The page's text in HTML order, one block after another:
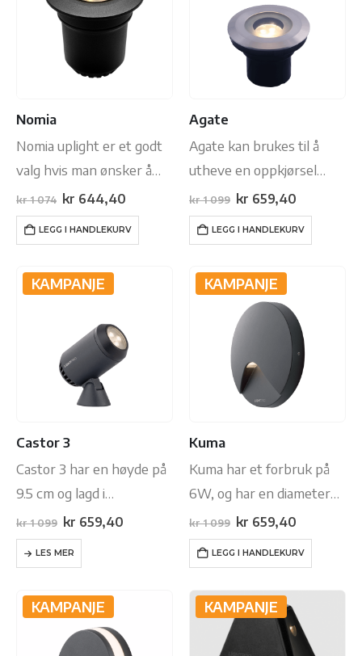
Nomia
Nomia uplight er et godt
valg hvis man ønsker å
belyse lave – middels
høye trær. Denne
modellen avgir et varmt,
lengde. Enkel å…
kr1 074 Opprinnelig
kr 1
074.
kr 644,40Nåværende
kr 644,40.
LEGG I HANDLEKURV
Agate
Agate kan brukes til å
utheve en oppkjørsel
eller der decklights ikke
har tilstrekkelig
lyseffektivitet. Med sitt
et godt valg til situasjoner
der man ønsker mye lys….
kr1 099 Opprinnelig
kr 1
099.
kr 659,40
kr 659,40.
LEGG I HANDLEKURV
KAMPANJE
Castor 3
Castor 3 har en høyde på
9.5 cm og lagd i
høykvalitets aluminium i
pulverlakkert
antrasittfarge. Denne har
kr1 099 Opprinnelig
kr 1
099.
kr 659,40Nåværende
LES MER
KAMPANJE
Kuma
Kuma har et forbruk på
6W, og har en diameter
på 14.5 cm. Den er lagd i
aluminium og tilgjengelig i
svart farge.
kr1 099 Opprinnelig
kr 1
099.
kr 659,40
kr 659,40.
LEGG I HANDLEKURV
KAMPANJE KAMPANJE